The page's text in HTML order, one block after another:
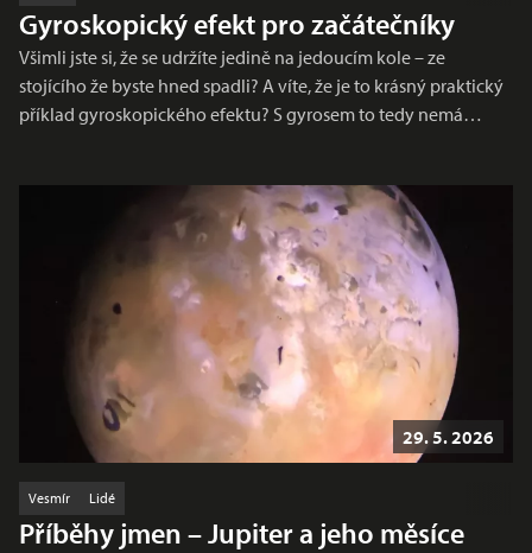
Gyroskopický efekt pro začátečníky
Všimli jste si, že se udržíte jedině na jedoucím kole – ze
stojícího že byste hned spadli? A víte, že je to krásný praktický
příklad gyroskopického efektu? S gyrosem to tedy nemá…
29. 5. 2026
Vesmír Lidé
Příběhy jmen – Jupiter a jeho měsíce